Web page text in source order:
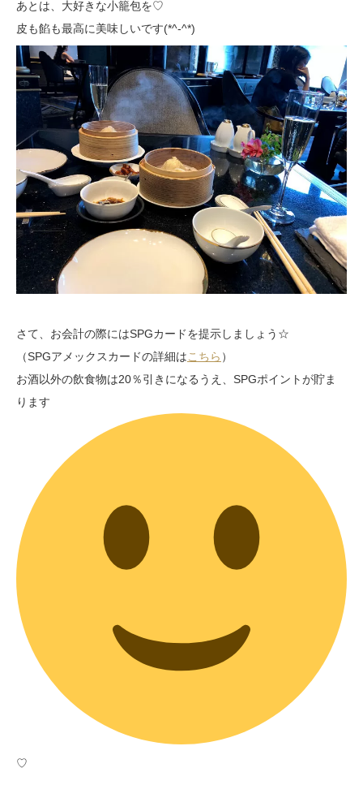
あとは、大好きな小籠包を♡
皮も餡も最高に美味しいです(*^-^*)
さて、お会計の際にはSPGカードを提示しましょう☆
（SPGアメックスカードの詳細はこちら ）
お酒以外の飲食物は20％引きになるうえ、SPGポイントが貯ま
ります
♡